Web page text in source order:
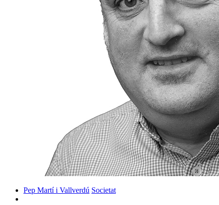
Pep Martí i Vallverdú Societat